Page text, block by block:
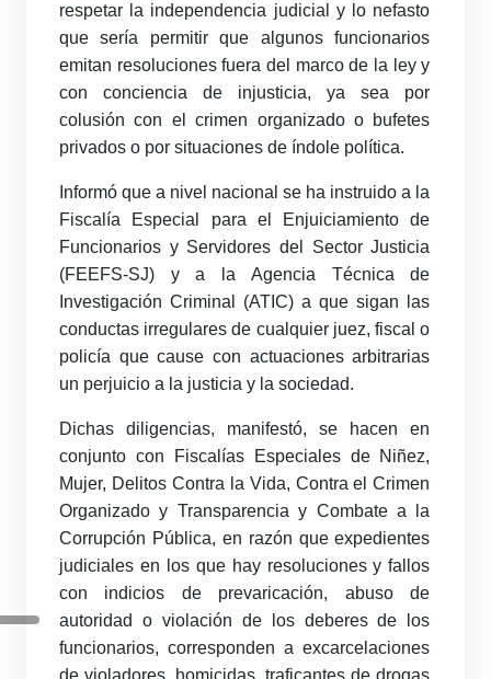
respetar la independencia judicial y lo nefasto
que sería permitir que algunos funcionarios
emitan resoluciones fuera del marco de la ley y
con conciencia de injusticia, ya sea por
colusión con el crimen organizado o bufetes
privados o por situaciones de índole política.
Informó que a nivel nacional se ha instruido a la
Fiscalía Especial para el Enjuiciamiento de
Funcionarios y Servidores del Sector Justicia
(FEEFS-SJ) y a la Agencia Técnica de
Investigación Criminal (ATIC) a que sigan las
conductas irregulares de cualquier juez, fiscal o
policía que cause con actuaciones arbitrarias
un perjuicio a la justicia y la sociedad.
Dichas diligencias, manifestó, se hacen en
conjunto con Fiscalías Especiales de Niñez,
Mujer, Delitos Contra la Vida, Contra el Crimen
Organizado y Transparencia y Combate a la
Corrupción Pública, en razón que expedientes
judiciales en los que hay resoluciones y fallos
con indicios de prevaricación, abuso de
autoridad o violación de los deberes de los
funcionarios, corresponden a excarcelaciones
de violadores, homicidas, traficantes de drogas